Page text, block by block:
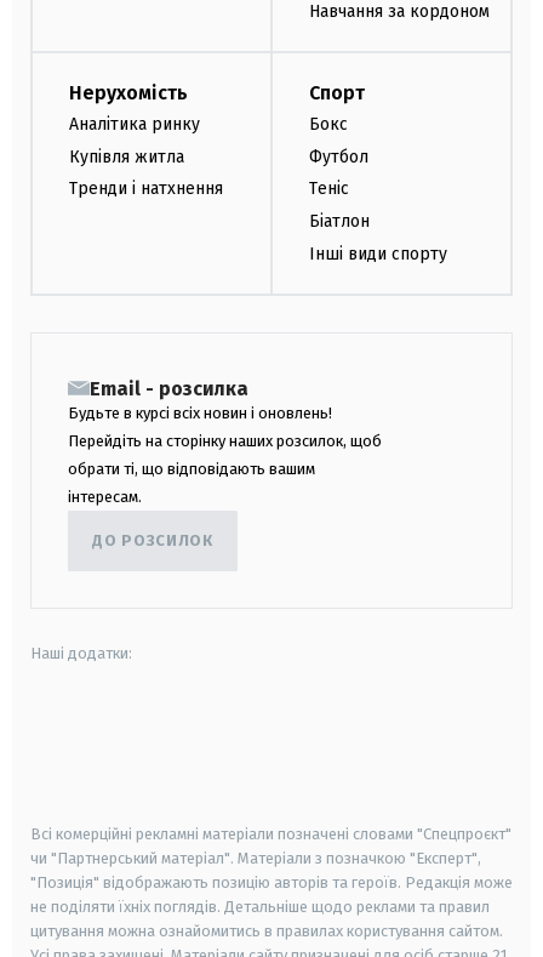
Навчання за кордоном
Нерухомість
Аналітика ринку
Купівля житла
Тренди і натхнення
Спорт
Бокс
Футбол
Теніс
Біатлон
Інші види спорту
Email - розсилка
Будьте в курсі всіх новин і оновлень!
Перейдіть на сторінку наших розсилок, щоб
обрати ті, що відповідають вашим
інтересам.
ДО РОЗСИЛОК
Наші додатки:
Всі комерційні рекламні матеріали позначені словами "Спецпроєкт"
чи "Партнерський матеріал". Матеріали з позначкою "Експерт",
"Позиція" відображають позицію авторів та героїв. Редакція може
не поділяти їхніх поглядів. Детальніше щодо реклами та правил
цитування можна ознайомитись в правилах користування сайтом.